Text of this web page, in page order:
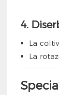
4.
La
La